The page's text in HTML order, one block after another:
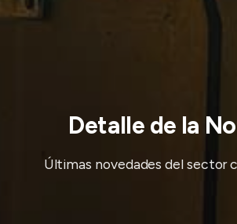
Detalle de la
Últimas novedades del sector